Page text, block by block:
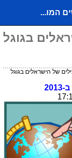
בגוגל
של הישראלים בגוגל